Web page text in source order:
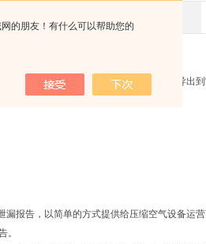
的朋友！有什么可以帮助您的
则在 LD 500/510 中保存以下数据，并在导出
报告，以简单的方式提供给压缩空气设备运营
。